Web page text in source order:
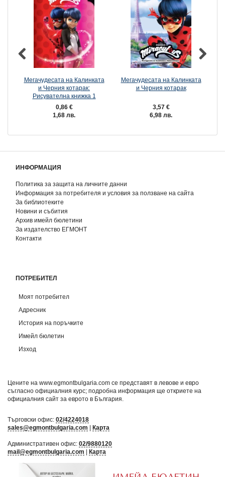
Мегачудесата на Калинката
и Черния котарак:
Рисувателна книжка 1
0,86 €
1,68 лв.
Мегачудесата на Калинката
и Черния котарак
3,57 €
6,98 лв.
ИНФОРМАЦИЯ
Политика за защита на личните данни
Информация за потребителя и условия за ползване на сайта
За библиотеките
Новини и събития
Архив имейл бюлетини
За издателство ЕГМОНТ
Контакти
ПОТРЕБИТЕЛ
Моят потребител
Адресник
История на поръчките
Имейл бюлетин
Изход
Цените на www.egmontbulgaria.com се представят в левове и евро
съгласно официалния курс; подробна информация ще откриете на
официалния сайт за еврото в България
Търговски офис: 02/4224018
sales@egmontbulgaria.com
Карта
Административен офис: 02/9880120
mail@egmontbulgaria.com
Карта